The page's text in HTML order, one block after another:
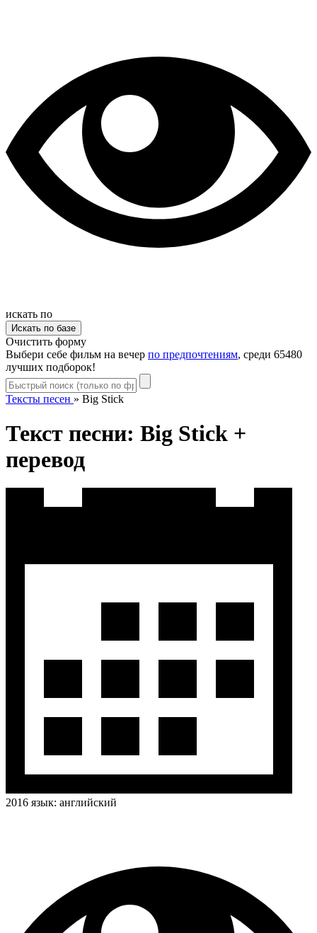
искать по
Очистить форму
Выбери себе фильм на вечер по предпочтениям, среди 65480
лучших подборок!
Тексты песен » Big Stick
Текст песни: Big Stick +
перевод
2016 язык: английский